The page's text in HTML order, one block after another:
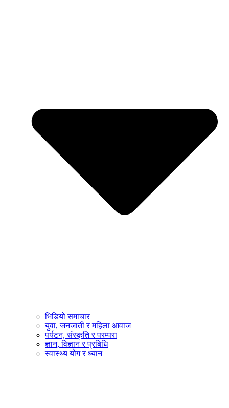
भिडियो समाचार
युवा, जनजाती र महिला आवाज
पर्यटन, संस्कृति र परम्परा
ज्ञान, विज्ञान र प्रबिधि
स्वास्थ्य योग र ध्यान